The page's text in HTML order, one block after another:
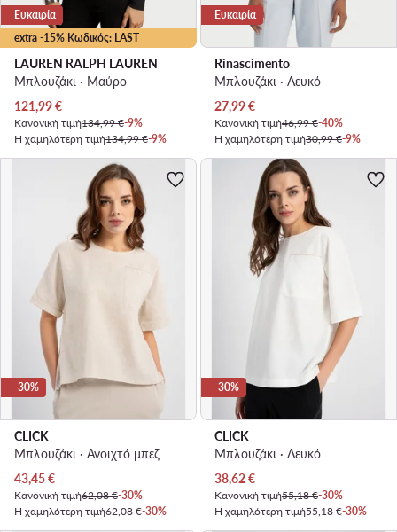
extra -15% Κωδικός: LAST
Ευκαιρία
LAUREN RALPH LAUREN
Μπλουζάκι · Μαύρο
Τρέχουσα τιμή
121,99€
Κανονική τιμή134,99 €-9%
Η χαμηλότερη τιμή134,99 €-9%
Ευκαιρία
Rinascimento
Μπλουζάκι · Λευκό
Τρέχουσα τιμή
27,99€
Κανονική τιμή46,99 €-40%
Η χαμηλότερη τιμή30,99 €-9%
-30%
CLICK
Μπλουζάκι · Ανοιχτό μπεζ
Τρέχουσα τιμή
43,45€
Κανονική τιμή62,08 €-30%
Η χαμηλότερη τιμή62,08 €-30%
-30%
CLICK
Μπλουζάκι · Λευκό
Τρέχουσα τιμή
38,62€
Κανονική τιμή55,18 €-30%
Η χαμηλότερη τιμή55,18 €-30%